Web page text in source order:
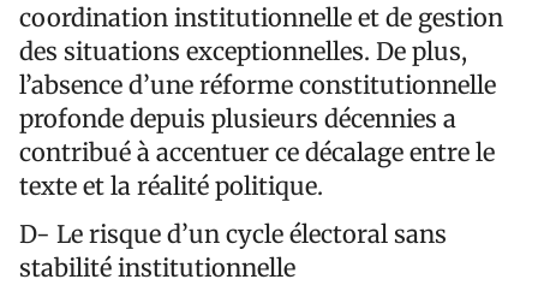
coordination institutionnelle et de gestion
des situations exceptionnelles. De plus,
l’absence d’une réforme constitutionnelle
profonde depuis plusieurs décennies a
contribué à accentuer ce décalage entre le
texte et la réalité politique.
D- Le risque d’un cycle électoral sans
stabilité institutionnelle